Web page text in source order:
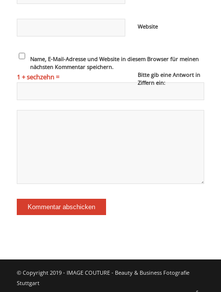
Website
Name, E-Mail-Adresse und Website in diesem Browser für meinen
nächsten Kommentar speichern.
Bitte gib eine Antwort in
Ziffern ein:
1 + sechzehn =
© Copyright 2019 - IMAGE COUTURE - Beauty & Business Fotografie
Stuttgart